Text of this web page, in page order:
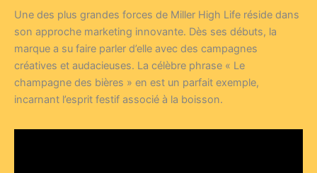
Une des plus grandes forces de Miller High Life réside dans
son approche marketing innovante. Dès ses débuts, la
marque a su faire parler d’elle avec des campagnes
créatives et audacieuses. La célèbre phrase « Le
champagne des bières » en est un parfait exemple,
incarnant l’esprit festif associé à la boisson.